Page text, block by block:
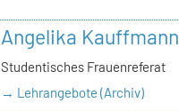
Angelika Kauffmann
Studentisches Frauenreferat
→ Lehrangebote (Archiv)